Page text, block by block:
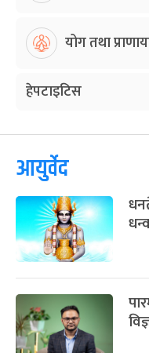
योग तथा
हेपटाइटिस
आयुर्वेद